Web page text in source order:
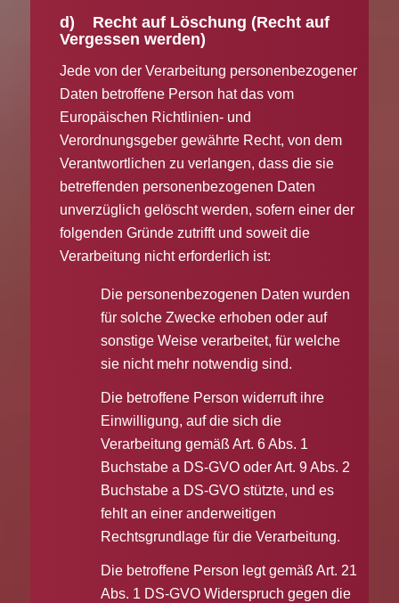
d) Recht auf Löschung (Recht auf
Vergessen werden)
Jede von der Verarbeitung personenbezogener
Daten betroffene Person hat das vom
Europäischen Richtlinien- und
Verordnungsgeber gewährte Recht, von dem
Verantwortlichen zu verlangen, dass die sie
betreffenden personenbezogenen Daten
unverzüglich gelöscht werden, sofern einer der
folgenden Gründe zutrifft und soweit die
Verarbeitung nicht erforderlich ist:
Die personenbezogenen Daten wurden
für solche Zwecke erhoben oder auf
sonstige Weise verarbeitet, für welche
sie nicht mehr notwendig sind.
Die betroffene Person widerruft ihre
Einwilligung, auf die sich die
Verarbeitung gemäß Art. 6 Abs. 1
Buchstabe a DS-GVO oder Art. 9 Abs. 2
Buchstabe a DS-GVO stützte, und es
fehlt an einer anderweitigen
Rechtsgrundlage für die Verarbeitung.
Die betroffene Person legt gemäß Art. 21
Abs. 1 DS-GVO Widerspruch gegen die